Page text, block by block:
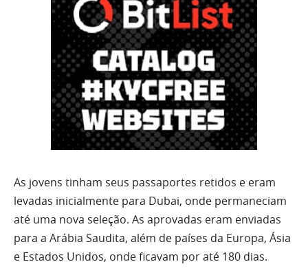
As jovens tinham seus passaportes retidos e eram
levadas inicialmente para Dubai, onde permaneciam
até uma nova seleção. As aprovadas eram enviadas
para a Arábia Saudita, além de países da Europa, Ásia
e Estados Unidos, onde ficavam por até 180 dias.